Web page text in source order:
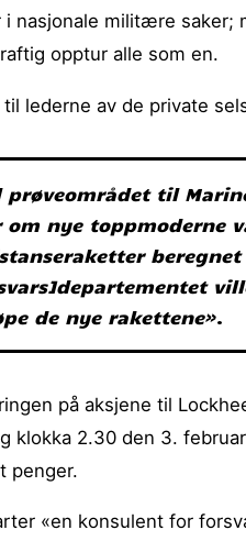
nasjonale militære saker;
opptur alle som en.
til lederne av de private
til
om nye toppmoderne
de nye rakettene».
på aksjene til
klokka 2.30 den 3.
penger.
«en konsulent for